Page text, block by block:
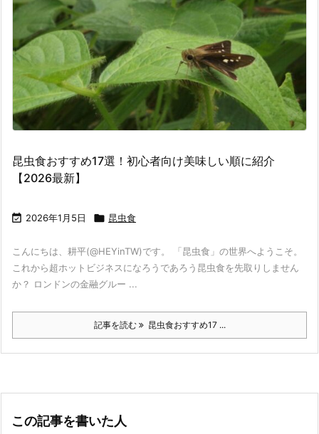
昆虫食おすすめ17選！初心者向け美味しい順に紹介
【2026最新】
 2026年1月5日  昆虫食
こんにちは、耕平(@HEYinTW)です。 「昆虫食」の世界へようこそ。
これから超ホットビジネスになろうであろう昆虫食を先取りしません
か？ ロンドンの金融グルー ...
記事を読む 昆虫食おすすめ17 ...
この記事を書いた人